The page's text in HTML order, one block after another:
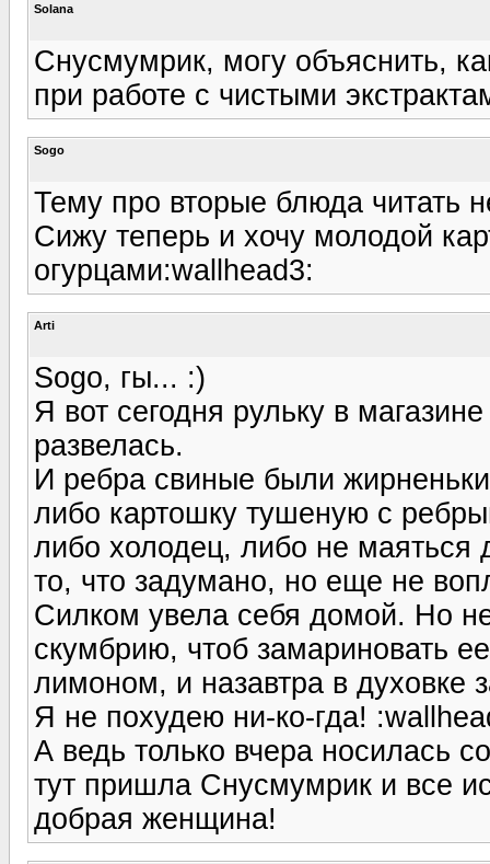
Solana
Снусмумрик, могу объяснить,
при работе с чистыми
Sogo
Тему про вторые блюда читать
Сижу теперь и хочу молодой
огурцами:wallhead3:
Arti
Sogo, гы... :)
Я вот сегодня рульку в
развелась.
И ребра свиные были
либо картошку тушеную с
либо холодец, либо не маяться
то, что задумано, но еще не
Силком увела себя домой. Но
скумбрию, чтоб замариновать
лимоном, и назавтра в духовке
Я не похудею ни-ко-гда!
А ведь только вчера носилась
тут пришла Снусмумрик и все
добрая женщина!